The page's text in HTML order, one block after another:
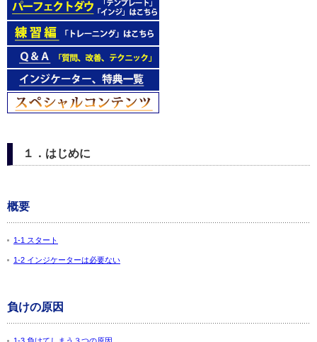
１．はじめに
概要
1-1 スタート
1-2 インジケーターは必要ない
負けの原因